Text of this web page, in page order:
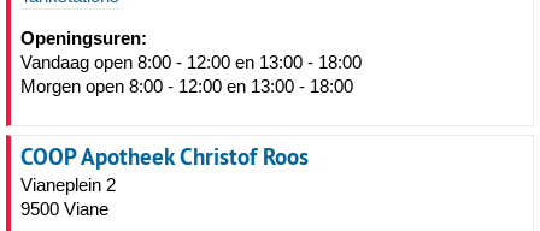
Openingsuren:
Vandaag open 8:00 - 12:00 en 13:00 - 18:00
Morgen open 8:00 - 12:00 en 13:00 - 18:00
COOP Apotheek Christof Roos
Vianeplein 2
9500 Viane